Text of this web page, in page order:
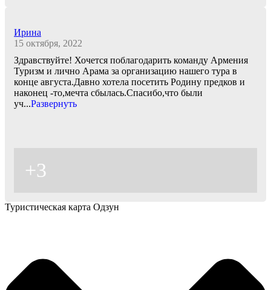
Ирина
15 октября, 2022
Здравствуйте! Хочется поблагодарить команду Армения
Туризм и лично Арама за организацию нашего тура в
конце августа.Давно хотела посетить Родину предков и
наконец -то,мечта сбылась.Спасибо,что были
уч...Развернуть
+3
Туристическая карта Одзун